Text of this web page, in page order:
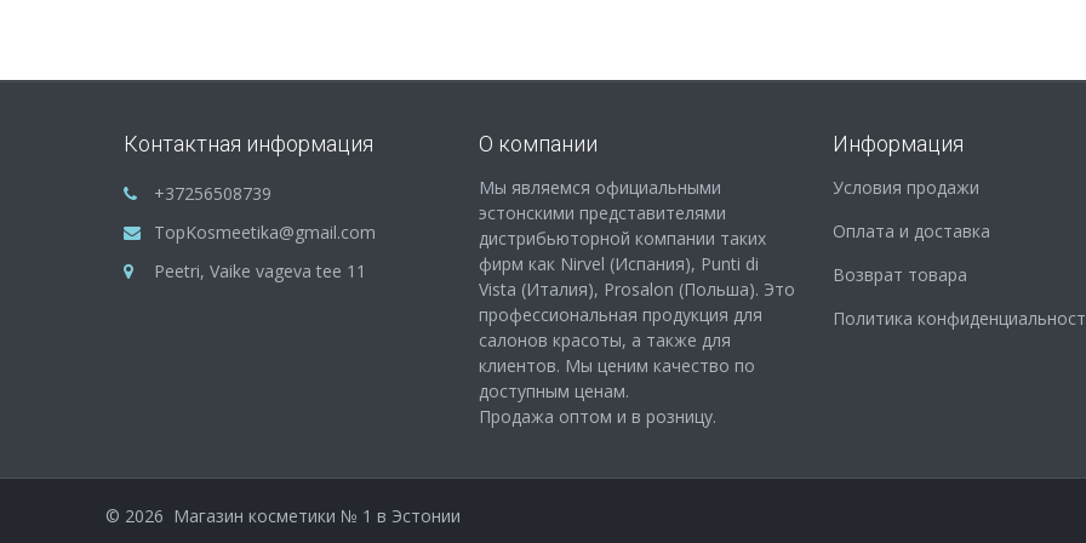
Контактная информация
+37256508739
TopKosmeetika@gmail.com
Peetri, Vaike vageva tee 11
О компании
Мы являемся официальными
эстонскими представителями
дистрибьюторной компании таких
фирм как Nirvel (Испания), Punti di
Vista (Италия), Prosalon (Польша). Это
профессиональная продукция для
салонов красоты, а также для
клиентов. Мы ценим качество по
доступным ценам.
Продажа оптом и в розницу.
Информация
Условия продажи
Оплата и доставка
Возврат товара
Политика
© 2026 Магазин косметики № 1 в Эстонии